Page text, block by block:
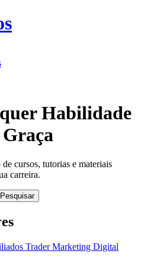
Habilidade
cursos, tutorias e materiais
carreira.
Pesquisar
TraderMarketing Digital